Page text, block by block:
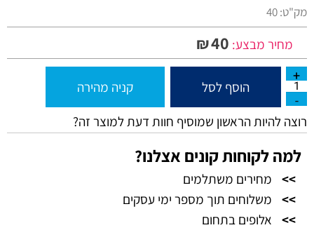
מק"ט:40
מחיר מבצע: ₪40
הוסף לסל קניה מהירה
רוצה להיות הראשון שמוסיף חוות דעת למוצר זה?
למה לקוחות קונים אצלנו?
>>
מחירים משתלמים
>>
משלוחים תוך מספר ימי עסקים
>>
אלופים בתחום